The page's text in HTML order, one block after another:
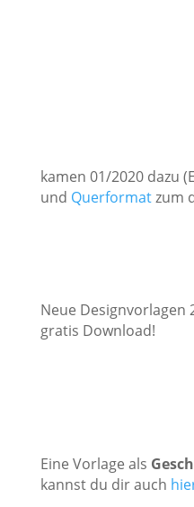
kamen 01/2020 dazu
und Querformatzum
Neue Designvorlagen
gratis Download!
Eine Vorlage als
kannst du dir auch